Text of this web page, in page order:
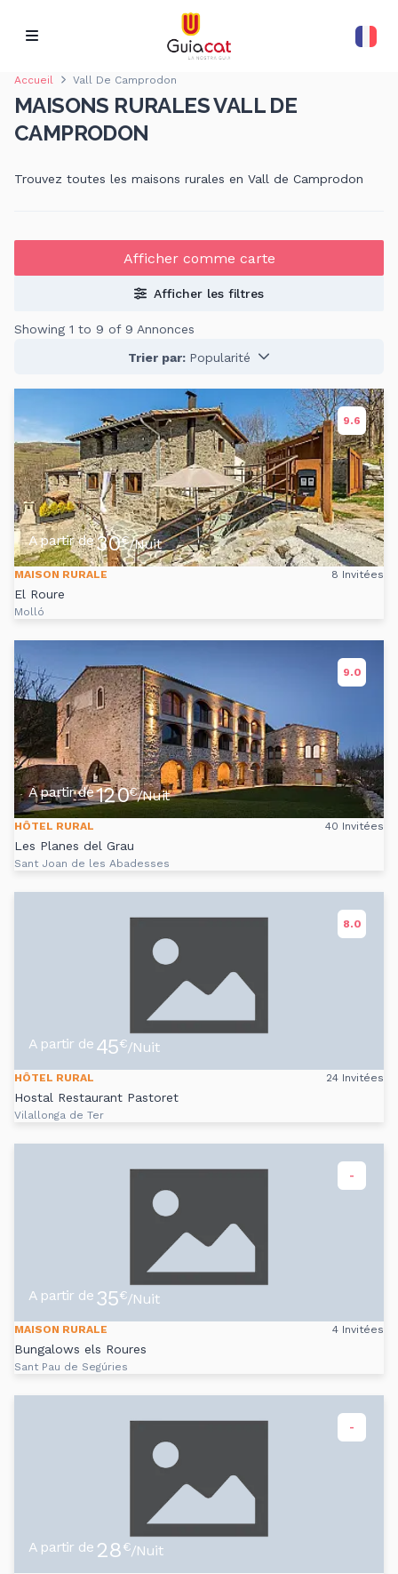
Accueil Vall De Camprodon
MAISONS RURALES VALL DE
CAMPRODON
Trouvez toutes les maisons rurales en Vall de Camprodon
Afficher comme carte
Afficher les filtres
Showing 1 to 9 of 9 Annonces
Trier par: Popularité
9.6
A partir de30€/Nuit
MAISON RURALE 8 Invitées
El Roure
Molló
9.0
A partir de120€/Nuit
HÔTEL RURAL 40 Invitées
Les Planes del Grau
Sant Joan de les Abadesses
8.0
A partir de 45€/Nuit
HÔTEL RURAL 24 Invitées
Hostal Restaurant Pastoret
Vilallonga de Ter
-
A partir de 35€/Nuit
MAISON RURALE 4 Invitées
Bungalows els Roures
Sant Pau de Segúries
-
A partir de 28€/Nuit